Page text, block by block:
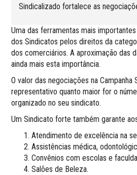
Sindicalizado fortalece as
Uma das ferramentas mais
dos Sindicatos pelos direitos da
dos comerciários. A aproximação das
ainda mais esta importância.
O valor das negociações na Campanha
representativo quanto maior for o
organizado no seu sindicato.
Um Sindicato forte também garante
Atendimento de excelência na
Assistências médica,
Convênios com escolas e
Salões de Beleza.